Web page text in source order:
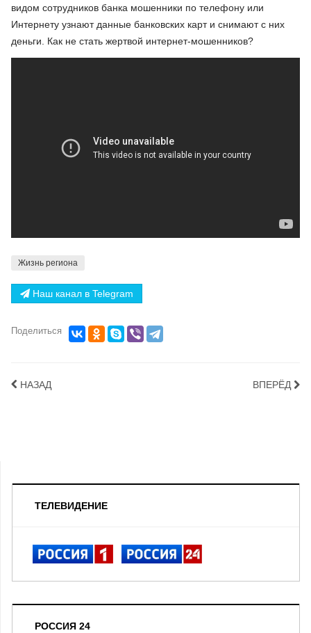
видом сотрудников банка мошенники по телефону или
Интернету узнают данные банковских карт и снимают с них
деньги. Как не стать жертвой интернет-мошенников?
Жизнь региона
Наш канал в Telegram
Поделиться
НАЗАД ВПЕРЁД
ТЕЛЕВИДЕНИЕ
РОССИЯ 24